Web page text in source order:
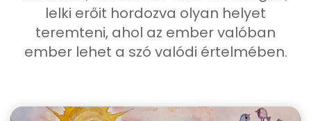
lelki erőit hordozva olyan helyet
teremteni, ahol az ember valóban
ember lehet a szó valódi értelmében.